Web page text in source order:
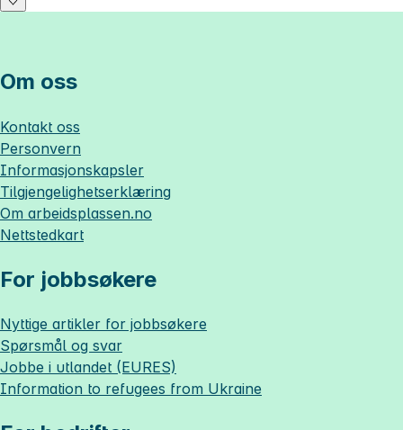
Om oss
Kontakt oss
Personvern
Informasjonskapsler
Tilgjengelighetserklæring
Om arbeidsplassen.no
Nettstedkart
For jobbsøkere
Nyttige artikler for jobbsøkere
Spørsmål og svar
Jobbe i utlandet (EURES)
Information to refugees from Ukraine